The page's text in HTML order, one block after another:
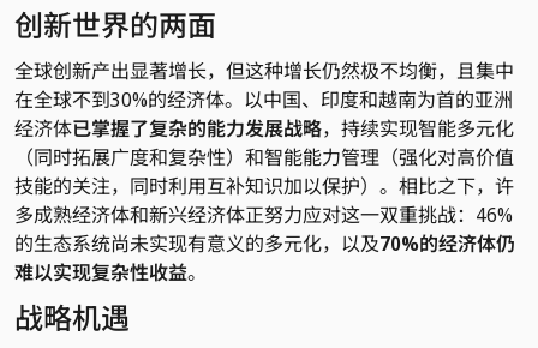
创新世界的两面
全球创新产出显著增长，但这种增长仍然极不均衡，且集中
在全球不到30%的经济体。以中国、印度和越南为首的亚洲
经济体已掌握了复杂的能力发展战略，持续实现智能多元化
（同时拓展广度和复杂性）和智能能力管理（强化对高价值
技能的关注，同时利用互补知识加以保护）。相比之下，许
多成熟经济体和新兴经济体正努力应对这一双重挑战：46%
的生态系统尚未实现有意义的多元化，以及70%的经济体仍
难以实现复杂性收益。
战略机遇